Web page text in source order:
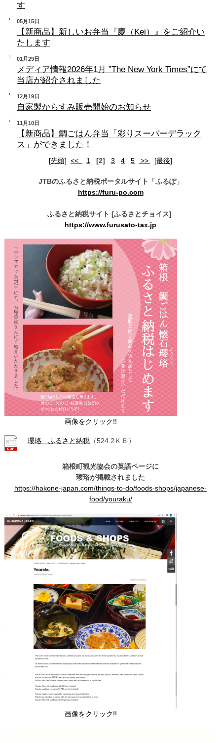
す
05月15日
【新商品】新しいお弁当『慶（Kei）』をご紹介い
たします
01月29日
メディア情報2026年1月 ”The New York Times”にて
当店が紹介されました
12月19日
自家製からすみ販売開始のお知らせ
11月10日
【新商品】鯛ごはん弁当「彩りスーパーデラック
ス」ができました！
[先頭] << 1 [2] 3 4 5 >> [最後]
JTBのふるさと納税ポータルサイト「ふるぽ」
https://furu-po.com
ふるさと納税サイト [ふるさとチョイス]
https://www.furusato-tax.jp
画像をクリック!!
瓔珞 ふるさと納税（524.2ＫＢ）
箱根町観光協会の英語ページに
瓔珞が掲載されました
https://hakone-japan.com/things-to-do/foods-shops/japanese-
food/youraku/
画像をクリック!!